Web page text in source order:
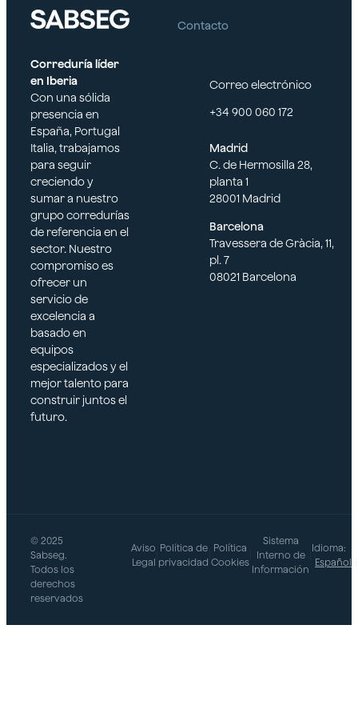
Correduría líder
en Iberia
Con una sólida
presencia en
España, Portugal
Italia, trabajamos
para seguir
creciendo y
sumar a nuestro
grupo corredurías
de referencia en el
sector. Nuestro
compromiso es
ofrecer un
servicio de
excelencia a
basado en
equipos
especializados y el
mejor talento para
construir juntos el
futuro.
Contacto
Correo electrónico
+34 900 060 172
Madrid
C. de Hermosilla 28,
planta 1
28001 Madrid
Barcelona
Travessera de Gràcia, 11,
pl. 7
08021 Barcelona
© 2025
Sabseg.
Todos los
derechos
reservados
Aviso
Legal
Política de
privacidad
Política
Cookies
Sistema
Interno de
Información
Idioma:
Español